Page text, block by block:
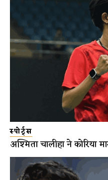
स्पोर्ट्स
अश्मिता चालीहा ने कोरिया